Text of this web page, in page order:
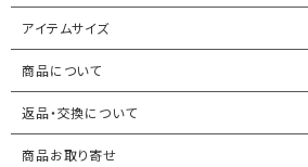
アイテムサイズ
商品について
返品・交換について
商品お取り寄せ